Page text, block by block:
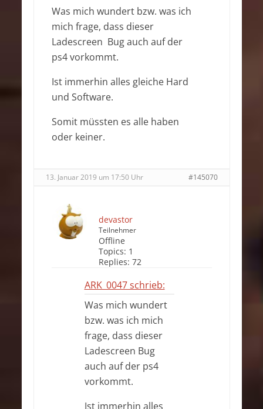
Was mich wundert bzw. was ich
mich frage, dass dieser
Ladescreen Bug auch auf der
ps4 vorkommt.
Ist immerhin alles gleiche Hard
und Software.
Somit müssten es alle haben
oder keiner.
13. Januar 2019 um 17:50 Uhr #145070
devastor
Teilnehmer
Offline
Topics: 1
Replies: 72
ARK_0047 schrieb:
Was mich wundert
bzw. was ich mich
frage, dass dieser
Ladescreen Bug
auch auf der ps4
vorkommt.
Ist immerhin alles